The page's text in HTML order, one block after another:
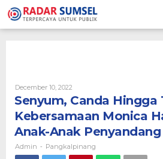
Skip
to
content
December 10, 2022
Admin
Senyum, Canda Hingga
Kebersamaan Monica
Anak-Anak
Admin - Pangkalpinang